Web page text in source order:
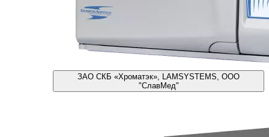
ЗАО СКБ «Хроматэк», LAMSYSTEMS, ООО
"СлавМед"